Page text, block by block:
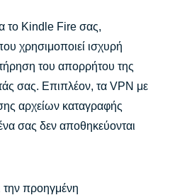
το Kindle Fire σας,
χρησιμοποιεί ισχυρή
του απορρήτου της
σας. Επιπλέον, τα VPN με
αρχείων καταγραφής
σας δεν αποθηκεύονται
προηγμένη